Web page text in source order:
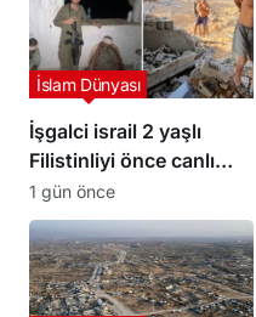
İşgalci israil 2 yaşlı
Filistinliyi önce canlı
kalkan olarak kullandı,
sonra infaz etti
İslam Dünyası
1 gün önce